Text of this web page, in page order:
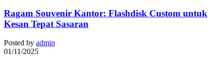
Ragam Souvenir Kantor: Flashdisk Custom untuk
Kesan Tepat Sasaran
Posted by admin
01/11/2025